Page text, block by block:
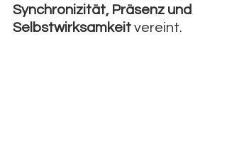
Synchronizität, Präsenz und
Selbstwirksamkeit vereint.